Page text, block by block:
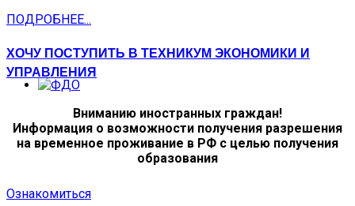
ПОДРОБНЕЕ...
ХОЧУ ПОСТУПИТЬ В ТЕХНИКУМ ЭКОНОМИКИ И
УПРАВЛЕНИЯ
Вниманию иностранных граждан!
Информация о возможности получения разрешения
на временное проживание в РФ с целью получения
образования
Ознакомиться